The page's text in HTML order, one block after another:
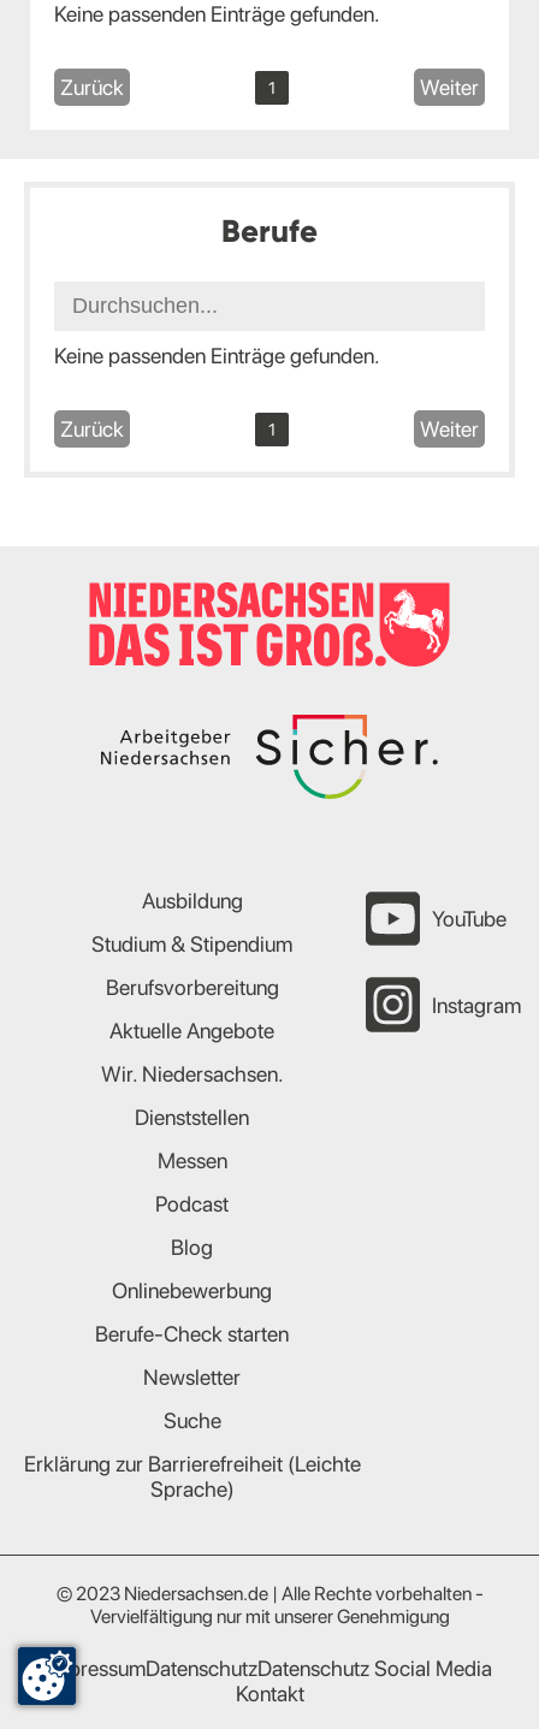
Keine passenden Einträge gefunden.
Zurück 1 Weiter
Berufe
Keine passenden Einträge gefunden.
Zurück 1 Weiter
Ausbildung
Studium & Stipendium
Berufsvorbereitung
Aktuelle Angebote
Wir. Niedersachsen.
Dienststellen
Messen
Podcast
Blog
Onlinebewerbung
Berufe-Check starten
Newsletter
Suche
Erklärung zur Barrierefreiheit (Leichte
Sprache)
YouTube
Instagram
© 2023 Niedersachsen.de | Alle Rechte vorbehalten -
Vervielfältigung nur mit unserer Genehmigung
ImpressumDatenschutzDatenschutz Social Media
Kontakt